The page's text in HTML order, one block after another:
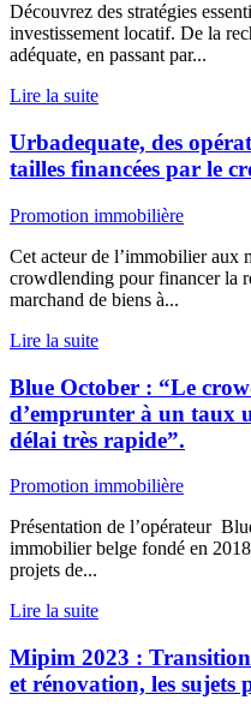
Découvrez des stratégies
investissement locatif. De la
adéquate, en passant par...
Lire la suite
Urbadequate, des
tailles financées par le
Promotion immobilière
Cet acteur de l’immobilier aux
crowdlending pour financer la
marchand de biens à...
Lire la suite
Blue October : “Le
d’emprunter à un taux
délai très rapide”.
Promotion immobilière
Présentation de l’opérateur
immobilier belge fondé en
projets de...
Lire la suite
Mipim 2023 :
et rénovation, les sujets